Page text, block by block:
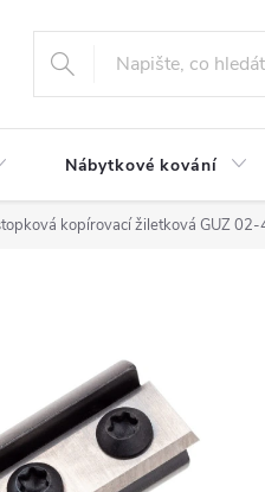
Nábytkové kování
kopírovací žiletková GUZ